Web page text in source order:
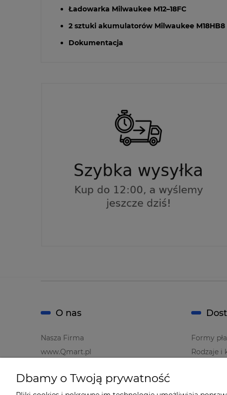
Ładowarka Milwaukee M12–18FC
2 sztuki akumulatorów Milwaukee M18HB8
Dokumentacja
O nas
Nasza Firma
www.Qmart.pl
Formy
Rodzaje i
Dbamy o Twoją prywatność